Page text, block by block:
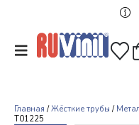
Главная /Жёсткие трубы /
Т01225